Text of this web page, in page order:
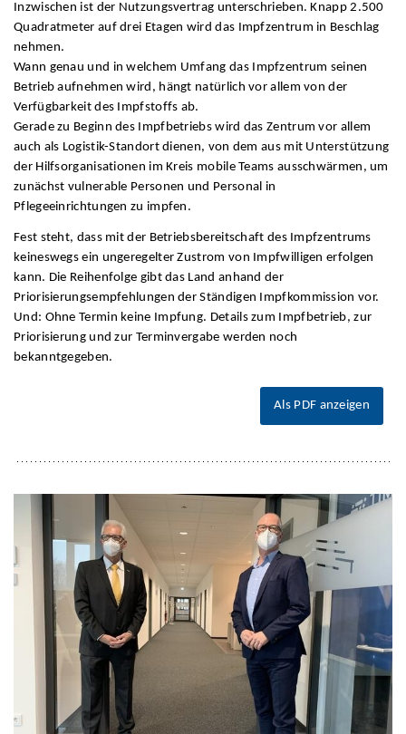
Inzwischen ist der Nutzungsvertrag unterschrieben. Knapp 2.500
Quadratmeter auf drei Etagen wird das Impfzentrum in Beschlag
nehmen.
Wann genau und in welchem Umfang das Impfzentrum seinen
Betrieb aufnehmen wird, hängt natürlich vor allem von der
Verfügbarkeit des Impfstoffs ab.
Gerade zu Beginn des Impfbetriebs wird das Zentrum vor allem
auch als Logistik-Standort dienen, von dem aus mit Unterstützung
der Hilfsorganisationen im Kreis mobile Teams ausschwärmen, um
zunächst vulnerable Personen und Personal in
Pflegeeinrichtungen zu impfen.
Fest steht, dass mit der Betriebsbereitschaft des Impfzentrums
keineswegs ein ungeregelter Zustrom von Impfwilligen erfolgen
kann. Die Reihenfolge gibt das Land anhand der
Priorisierungsempfehlungen der Ständigen Impfkommission vor.
Und: Ohne Termin keine Impfung. Details zum Impfbetrieb, zur
Priorisierung und zur Terminvergabe werden noch
bekanntgegeben.
Als PDF anzeigen